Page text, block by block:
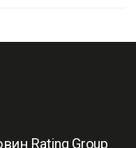
Rating Group